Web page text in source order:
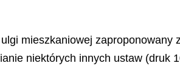
mieszkaniowej zaproponowany
niektórych innych ustaw (druk